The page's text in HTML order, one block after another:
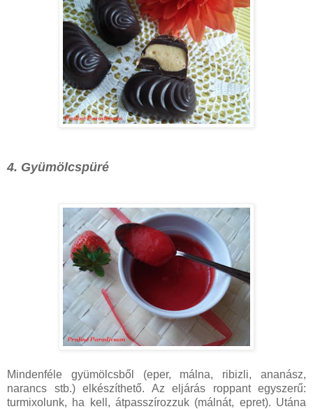
4. Gyümölcspüré
Mindenféle gyümölcsből (eper, málna, ribizli, ananász,
narancs stb.) elkészíthető. Az eljárás roppant egyszerű:
turmixolunk, ha kell, átpasszírozzuk (málnát, epret). Utána